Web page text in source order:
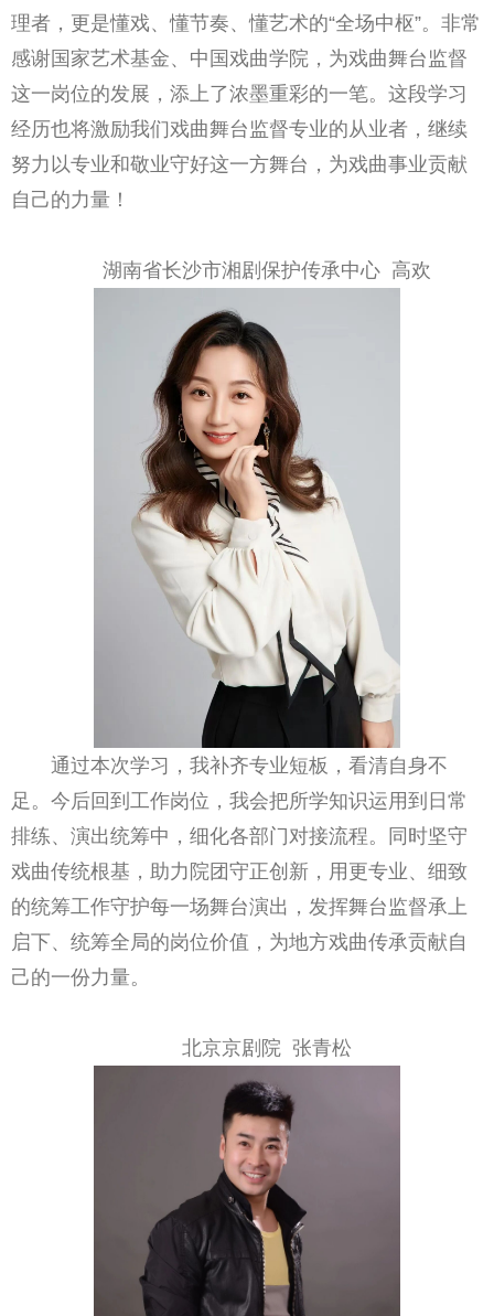
理者，更是懂戏、懂节奏、懂艺术的“全场中枢”。非常
感谢国家艺术基金、中国戏曲学院，为戏曲舞台监督
这一岗位的发展，添上了浓墨重彩的一笔。这段学习
经历也将激励我们戏曲舞台监督专业的从业者，继续
努力以专业和敬业守好这一方舞台，为戏曲事业贡献
自己的力量！
湖南省长沙市湘剧保护传承中心 高欢
通过本次学习，我补齐专业短板，看清自身不
足。今后回到工作岗位，我会把所学知识运用到日常
排练、演出统筹中，细化各部门对接流程。同时坚守
戏曲传统根基，助力院团守正创新，用更专业、细致
的统筹工作守护每一场舞台演出，发挥舞台监督承上
启下、统筹全局的岗位价值，为地方戏曲传承贡献自
己的一份力量。
北京京剧院 张青松